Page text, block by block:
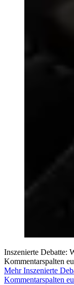
Inszenierte Debatte:
Kommentarspalten
Mehr Inszenierte
Kommentarspalten